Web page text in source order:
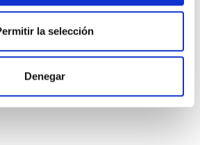
la selección
Denegar
OMEGA 3-6-
CAPSULAS)
17,61€